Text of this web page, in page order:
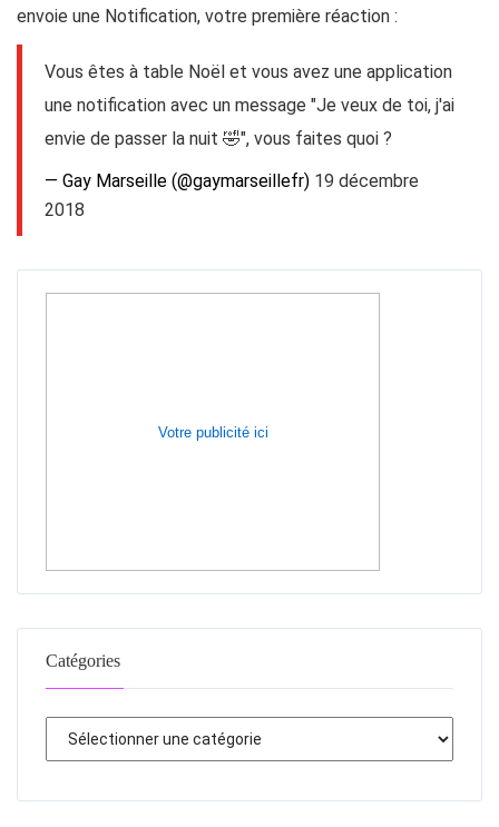
envoie une Notification, votre première réaction :
Vous êtes à table Noël et vous avez une application
une notification avec un message "Je veux de toi, j'ai
envie de passer la nuit 🤣", vous faites quoi ?
— Gay Marseille (@gaymarseillefr) 19 décembre
2018
Votre publicité ici
Catégories